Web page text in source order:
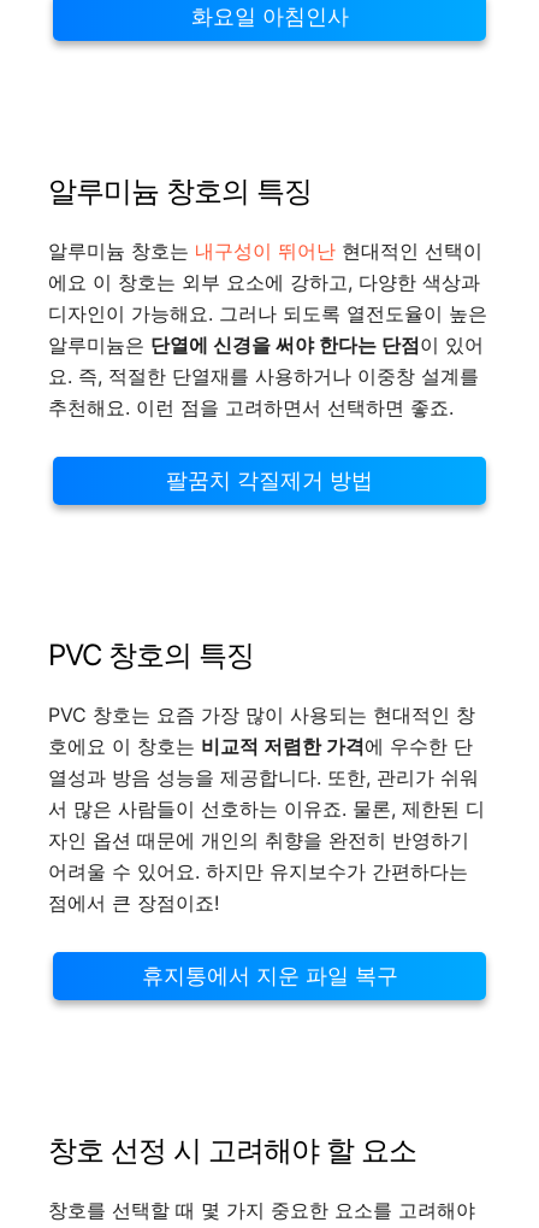
화요일 아침인사
알루미늄 창호의 특징
알루미늄 창호는 내구성이 뛰어난 현대적인 선택이
에요 이 창호는 외부 요소에 강하고, 다양한 색상과
디자인이 가능해요. 그러나 되도록 열전도율이 높은
알루미늄은 단열에 신경을 써야 한다는 단점이 있어
요. 즉, 적절한 단열재를 사용하거나 이중창 설계를
추천해요. 이런 점을 고려하면서 선택하면 좋죠.
팔꿈치 각질제거 방법
PVC 창호의 특징
PVC 창호는 요즘 가장 많이 사용되는 현대적인 창
호에요 이 창호는 비교적 저렴한 가격에 우수한 단
열성과 방음 성능을 제공합니다. 또한, 관리가 쉬워
서 많은 사람들이 선호하는 이유죠. 물론, 제한된 디
자인 옵션 때문에 개인의 취향을 완전히 반영하기
어려울 수 있어요. 하지만 유지보수가 간편하다는
점에서 큰 장점이죠!
휴지통에서 지운 파일 복구
창호 선정 시 고려해야 할 요소
창호를 선택할 때 몇 가지 중요한 요소를 고려해야